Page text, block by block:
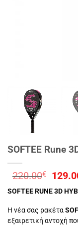
SOFTEE Rune
220.00€
was:
SOFTEE RUNE 3D
Η νέα σας ρακέτα
εξαιρετική αντοχή